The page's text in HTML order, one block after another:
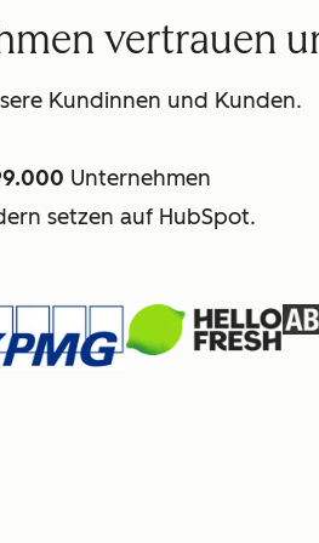
vertrauen
Kundinnen und Kunden.
Unternehmen
setzen auf HubSpot.